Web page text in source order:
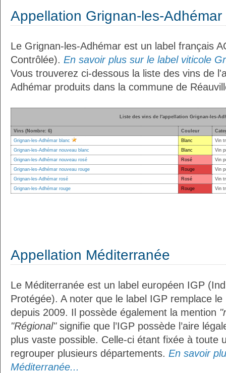
Appellation Grignan-les-Adhémar
Le Grignan-les-Adhémar est un label français
Contrôlée). En savoir plus sur le label viticole
Vous trouverez ci-dessous la liste des vins de
Adhémar produits dans la commune de
Liste des vins de l'appellation Grignan-les-
Vins (Nombre: 6) Couleur
Grignan-les-Adhémar blanc
Blanc
Vin
Grignan-les-Adhémar nouveau blanc
Blanc
Vin
Grignan-les-Adhémar nouveau rosé
Rosé
Vin
Grignan-les-Adhémar nouveau rouge
Rouge
Vin
Grignan-les-Adhémar rosé
Rosé
Vin
Grignan-les-Adhémar rouge
Rouge Vin
Appellation Méditerranée
Le Méditerranée est un label européen IGP
Protégée). A noter que le label IGP remplace
depuis 2009. Il possède également la mention
"Régional"signifie que l’IGP possède l’aire
plus vaste possible. Celle-ci étant fixée à toute
regrouper plusieurs départements. En savoir
Méditerranée...